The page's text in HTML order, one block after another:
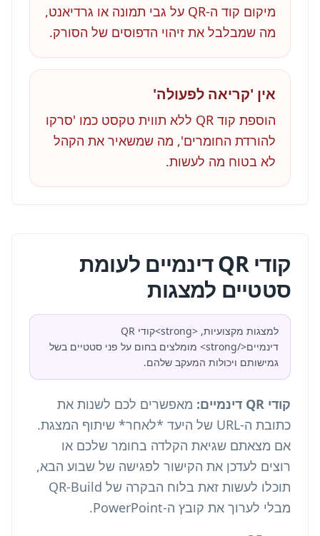
מיקום קוד ה-QR על גבי תמונה או גרדיאנט,
מה שמבלבל את זיהוי הדפוסים של הסורק.
אין 'קריאה לפעולה'
הוספת קוד QR ללא תווית טקסט כמו 'סרקו
להורדת החומרים', מה שמשאיר את הקהל
לא בטוח מה לעשות.
קודי QR דינמיים לעומת
סטטיים למצגות
למצגות מקצועיות, <strong>קודי QR
דינמיים</strong> מומלצים בחום על פני סטטיים בשל
גמישותם ויכולות המעקב שלהם.
קודי QR דינמיים:
מאפשרים לכם לשנות את
כתובת ה-URL של היעד *לאחר* שיתוף המצגת.
אם מצאתם שגיאת הקלדה בחומר שלכם או
רוצים לעדכן את הקישור לפגישה של שבוע הבא,
תוכלו לעשות זאת בלוח הבקרה של QR-Build
מבלי לערוך את קובץ ה-PowerPoint.